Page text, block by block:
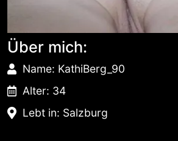
Über mich:
Name: KathiBerg_90
Alter: 34
Lebt in: Salzburg